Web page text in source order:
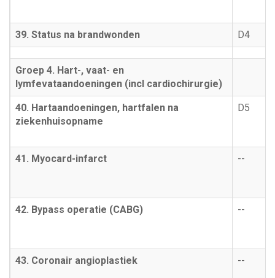
39. Status na brandwonden D4
Groep 4. Hart-, vaat- en
lymfevataandoeningen (incl cardiochirurgie)
40. Hartaandoeningen, hartfalen na
ziekenhuisopname
D5
41. Myocard-infarct --
42. Bypass operatie (CABG) --
43. Coronair angioplastiek --